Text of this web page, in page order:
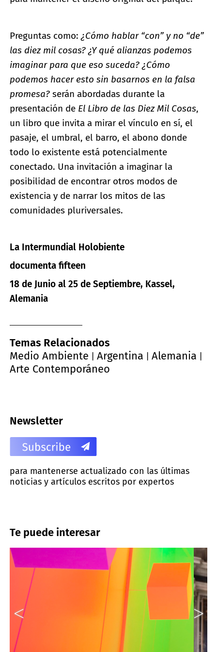
Preguntas como: ¿Cómo hablar “con” y no “de”
las diez mil cosas? ¿Y qué alianzas podemos
imaginar para que eso suceda? ¿Cómo
podemos hacer esto sin basarnos en la falsa
promesa? serán abordadas durante la
presentación de El Libro de las Diez Mil Cosas,
un libro que invita a mirar el vínculo en sí, el
pasaje, el umbral, el barro, el abono donde
todo lo existente está potencialmente
conectado. Una invitación a imaginar la
posibilidad de encontrar otros modos de
existencia y de narrar los mitos de las
comunidades pluriversales.
La Intermundial Holobiente
documenta fifteen
18 de Junio al 25 de Septiembre, Kassel,
Alemania
Temas Relacionados
Medio Ambiente
Argentina Alemania
Arte Contemporáneo
Newsletter
para mantenerse actualizado con las últimas
noticias y artículos escritos por expertos
Te puede interesar